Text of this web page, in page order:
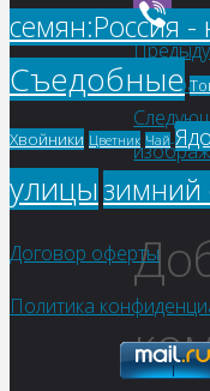
Viber
семян:Россия -
Съедобные
Хвойники Цветник Чай
улицызимний
Договор оферты
Политика